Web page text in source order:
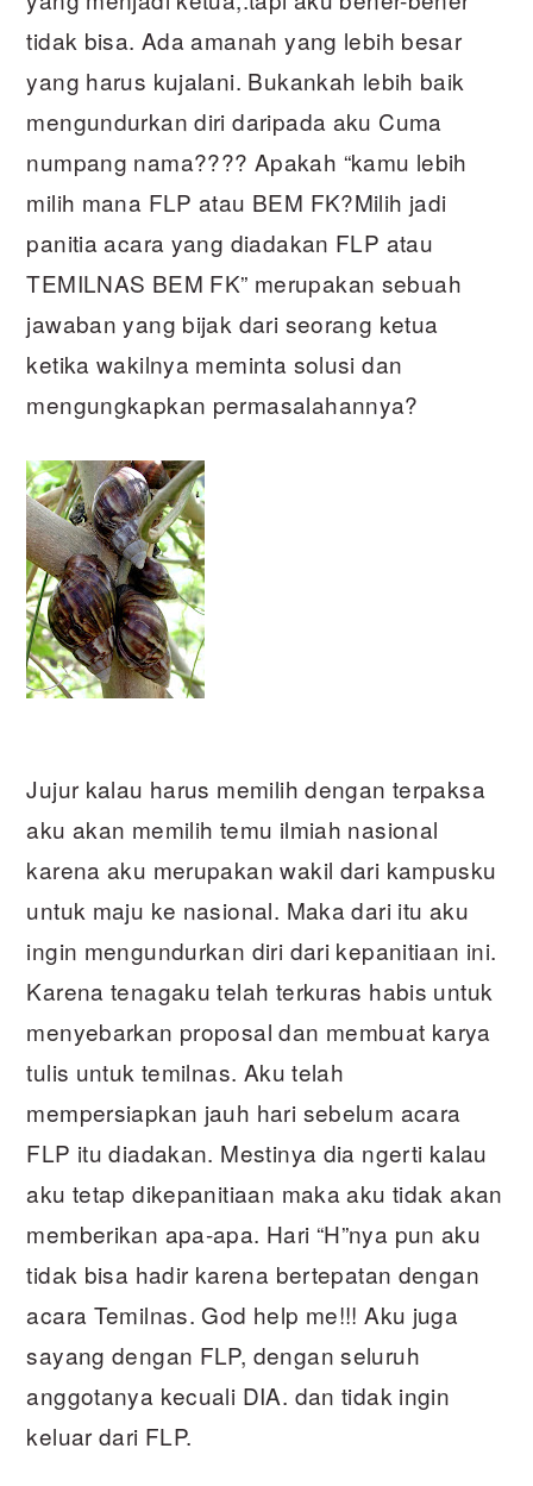
tidak bisa. Ada amanah yang lebih besar
yang harus kujalani. Bukankah lebih baik
mengundurkan diri daripada aku Cuma
numpang nama???? Apakah “kamu lebih
milih mana FLP atau BEM FK?Milih jadi
panitia acara yang diadakan FLP atau
TEMILNAS BEM FK” merupakan sebuah
jawaban yang bijak dari seorang ketua
ketika wakilnya meminta solusi dan
mengungkapkan permasalahannya?
Jujur kalau harus memilih dengan terpaksa
aku akan memilih temu ilmiah nasional
karena aku merupakan wakil dari kampusku
untuk maju ke nasional. Maka dari itu aku
ingin mengundurkan diri dari kepanitiaan ini.
Karena tenagaku telah terkuras habis untuk
menyebarkan proposal dan membuat karya
tulis untuk temilnas. Aku telah
mempersiapkan jauh hari sebelum acara
FLP itu diadakan. Mestinya dia ngerti kalau
aku tetap dikepanitiaan maka aku tidak akan
memberikan apa-apa. Hari “H”nya pun aku
tidak bisa hadir karena bertepatan dengan
acara Temilnas. God help me!!! Aku juga
sayang dengan FLP, dengan seluruh
anggotanya kecuali DIA. dan tidak ingin
keluar dari FLP.